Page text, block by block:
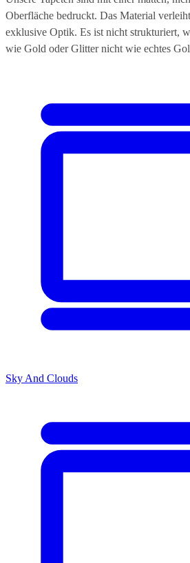
Oberfläche bedruckt. Das Material
exklusive Optik. Es ist nicht strukturiert,
wie Gold oder Glitter nicht wie echtes
Sky And Clouds